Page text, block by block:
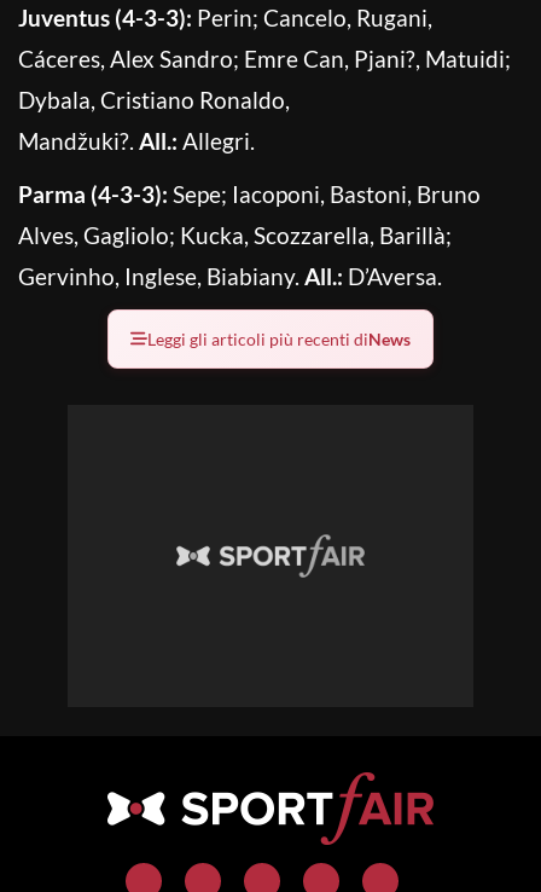
Juventus (4-3-3): Perin; Cancelo, Rugani,
Cáceres, Alex Sandro; Emre Can, Pjani?, Matuidi;
Dybala, Cristiano Ronaldo,
Mandžuki?. All.: Allegri.
Parma (4-3-3): Sepe; Iacoponi, Bastoni, Bruno
Alves, Gagliolo; Kucka, Scozzarella, Barillà;
Gervinho, Inglese, Biabiany. All.: D’Aversa.
Leggi gli articoli più recenti diNews